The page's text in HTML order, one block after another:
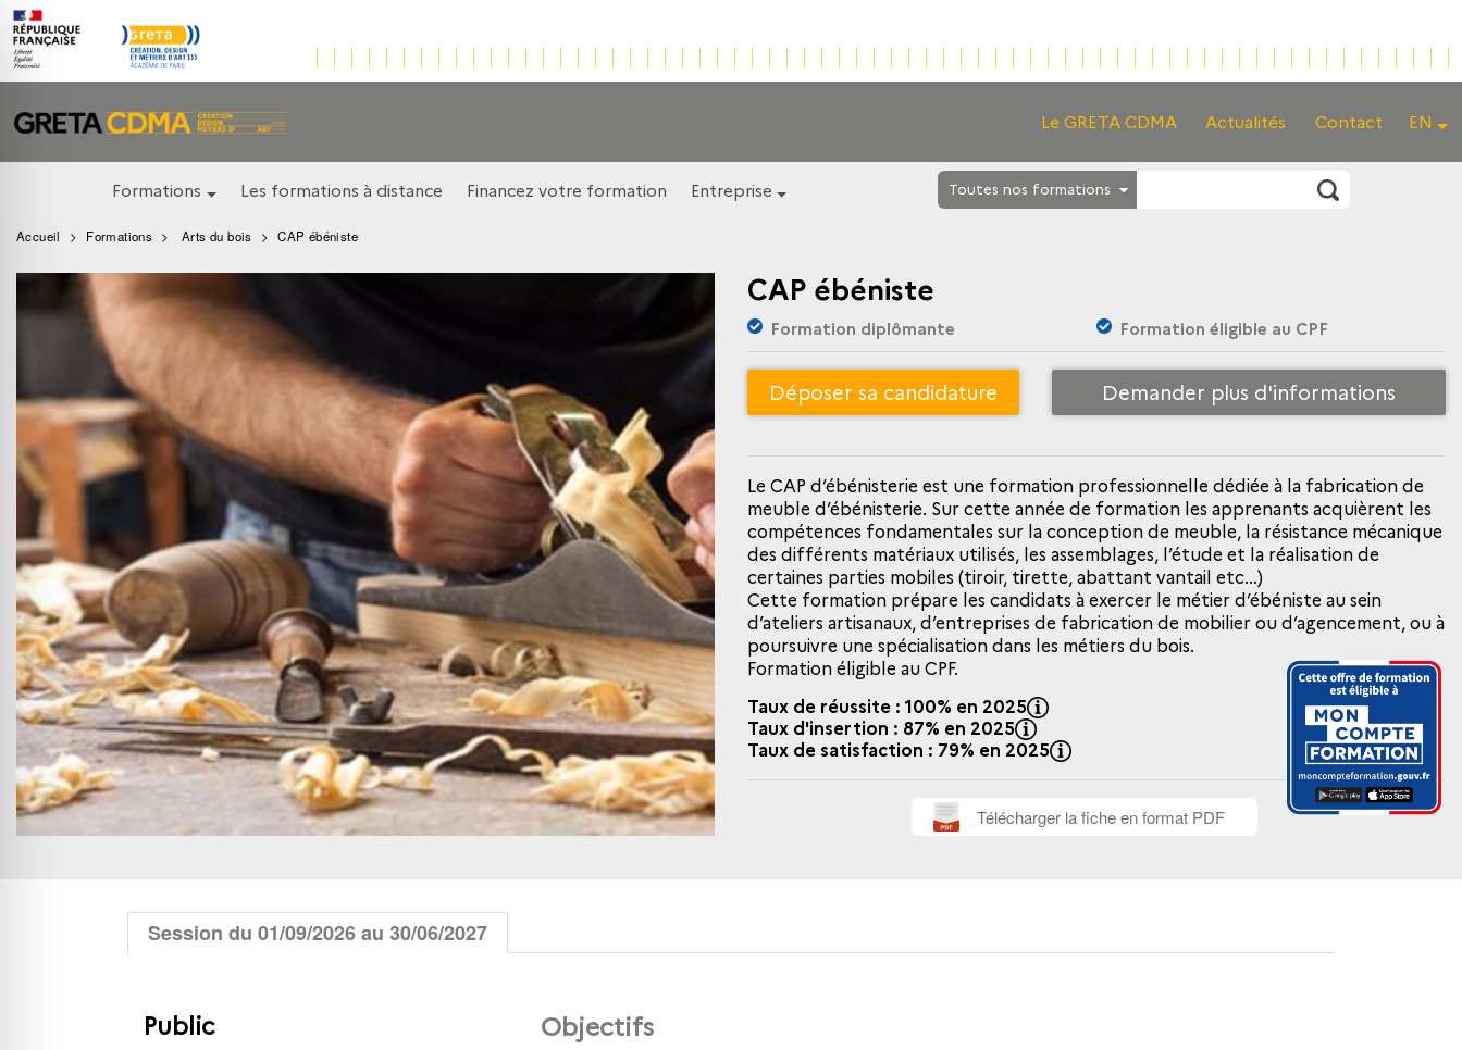
EN
Le GRETA CDMA Actualités Contact
Formations Les formations à distance Financez votre formation Entreprise Toutes nos formations
Accueil Formations Arts du bois CAP ébéniste
CAP ébéniste
Formation diplômante Formation éligible au CPF
Déposer sa candidature Demander plus d'informations
Le CAP d’ébénisterie est une formation professionnelle dédiée à la fabrication de
meuble d’ébénisterie. Sur cette année de formation les apprenants acquièrent les
compétences fondamentales sur la conception de meuble, la résistance mécanique
des différents matériaux utilisés, les assemblages, l’étude et la réalisation de
certaines parties mobiles (tiroir, tirette, abattant vantail etc…)
Cette formation prépare les candidats à exercer le métier d’ébéniste au sein
d’ateliers artisanaux, d’entreprises de fabrication de mobilier ou d’agencement, ou à
poursuivre une spécialisation dans les métiers du bois.
Formation éligible au CPF.
Taux de réussite : 100% en 2025
Taux d'insertion : 87% en 2025
Taux de satisfaction : 79% en 2025
Télécharger la fiche en format PDF
Session du 01/09/2026 au 30/06/2027
Public Objectifs